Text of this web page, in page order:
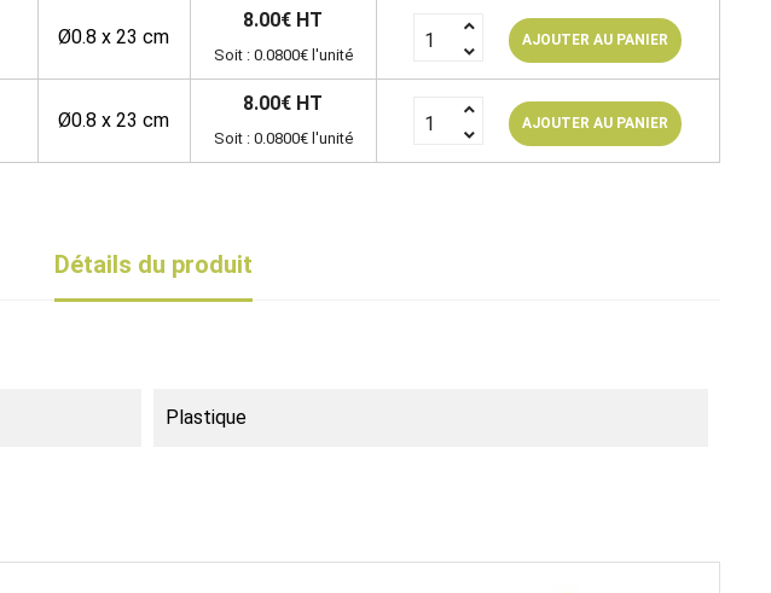
Ø0.8 x 23 cm
8.00€ HT
Soit : 0.0800€ l'unité
AJOUTER AU PANIER
Ø0.8 x 23 cm
8.00€ HT
Soit : 0.0800€ l'unité
AJOUTER AU PANIER
Détails du produit
Plastique